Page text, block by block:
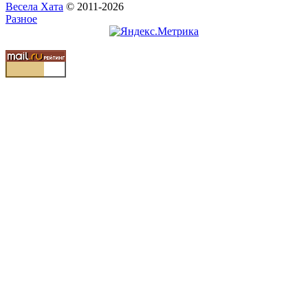
Весела Хата © 2011-2026
Разное